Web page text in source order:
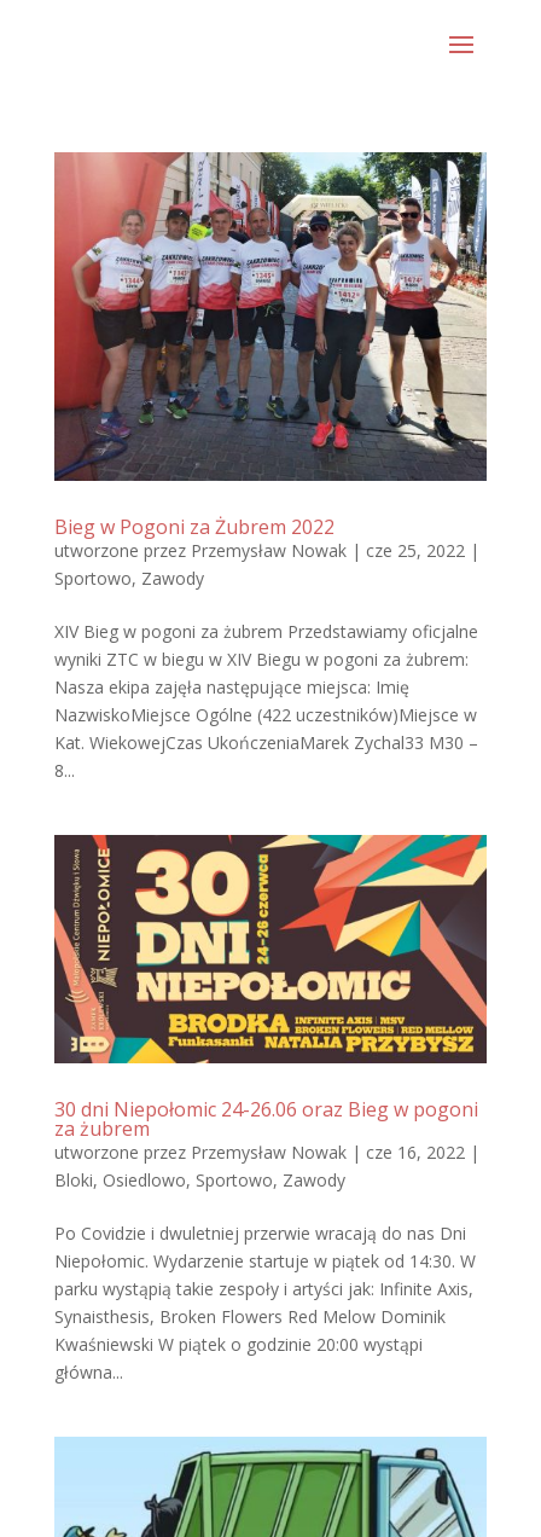
Bieg w Pogoni za Żubrem 2022
utworzone przez Przemysław Nowak| cze 25, 2022 |
Sportowo, Zawody
XIV Bieg w pogoni za żubrem Przedstawiamy oficjalne
wyniki ZTC w biegu w XIV Biegu w pogoni za żubrem:
Nasza ekipa zajęła następujące miejsca: Imię
NazwiskoMiejsce Ogólne (422 uczestników)Miejsce w
Kat. WiekowejCzas UkończeniaMarek Zychal33 M30 –
8...
30 dni Niepołomic 24-26.06 oraz Bieg w pogoni
za żubrem
utworzone przez Przemysław Nowak| cze 16, 2022|
Bloki, Osiedlowo, Sportowo, Zawody
Po Covidzie i dwuletniej przerwie wracają do nas Dni
Niepołomic. Wydarzenie startuje w piątek od 14:30. W
parku wystąpią takie zespoły i artyści jak: Infinite Axis,
Synaisthesis, Broken Flowers Red Melow Dominik
Kwaśniewski W piątek o godzinie 20:00 wystąpi
główna...